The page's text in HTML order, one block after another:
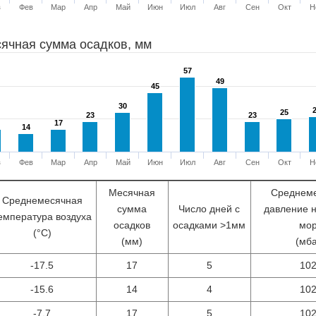
Фев Мар Апр Май Июн Июл Авг Сен Окт
сумма осадков, мм
14
14 17
17
23
23
30
30
45
45
57
57
49
49
23
23 25
25
Фев Мар Апр Май Июн Июл Авг Сен Окт
Среднемесячная
воздуха
(°С)
Месячная
сумма
осадков
(мм)
Число дней с
осадками >1мм
давление
-17.5 17 5
-15.6 14 4
-7.7 17 5